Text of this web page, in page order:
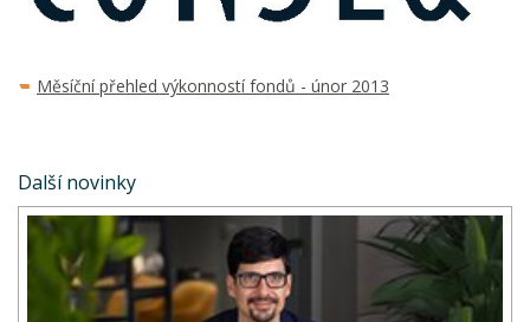
Měsíční přehled výkonností fondů - únor 2013
Další novinky